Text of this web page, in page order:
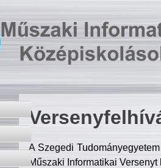
A Szegedi
Műszaki Informatikai